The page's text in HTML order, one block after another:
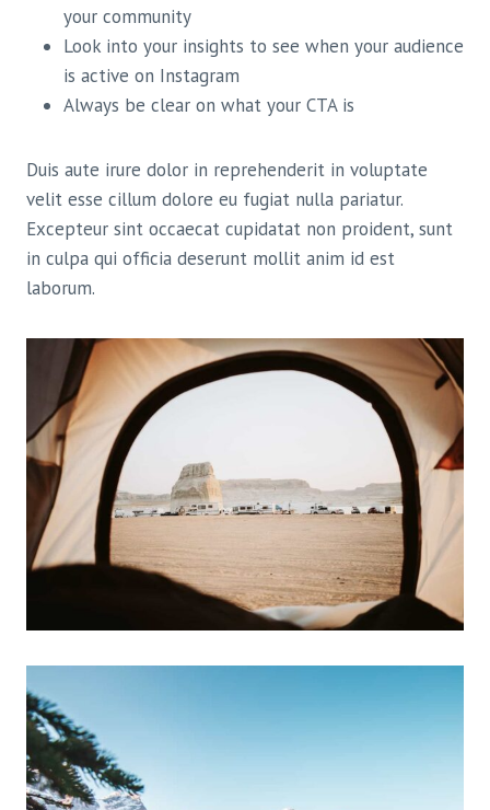
your community
Look into your insights to see when your audience
is active on Instagram
Always be clear on what your CTA is
Duis aute irure dolor in reprehenderit in voluptate
velit esse cillum dolore eu fugiat nulla pariatur.
Excepteur sint occaecat cupidatat non proident, sunt
in culpa qui officia deserunt mollit anim id est
laborum.